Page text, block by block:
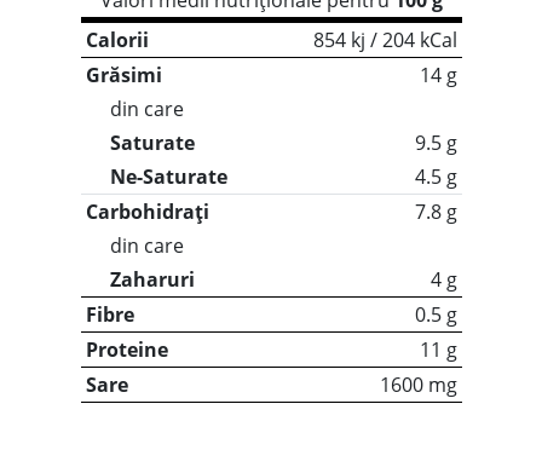
Calorii
854 kj / 204 kCal
Grăsimi
14 g
din care
Saturate
9.5 g
Ne-Saturate
4.5 g
Carbohidrați
7.8 g
din care
Zaharuri
4 g
Fibre
0.5 g
Proteine
11 g
Sare
1600 mg